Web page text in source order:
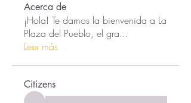
Acerca de
¡Hola! Te damos la bienvenida a La
Plaza del Pueblo, el gra...
Leer más
Citizens